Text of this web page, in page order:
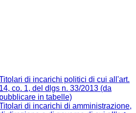
di incarichi politici di cui all'art.
14, co. 1, del dlgs n. 33/2013 (da
pubblicare in tabelle)
di incarichi di amministrazione,